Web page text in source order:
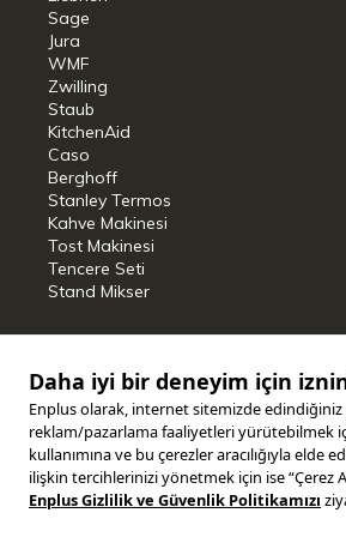
Taşınabilir
Sezgisel
indüksiyonlu
ocağın
sağlar,
cm çapındaki
uygundur. 240
yemeklerinizi
hassasiyet
ProSlim 2000
İndüksiyonlu
cihazı
kilidi
Sage
Jura
WMF
Zwilling
Staub
KitchenAid
Caso
Berghoff
Stanley Termos
Kahve Makinesi
Tost Makinesi
Tencere Seti
Stand Mikser
Copyright © 2025 ENPLUS | Tüm hakları